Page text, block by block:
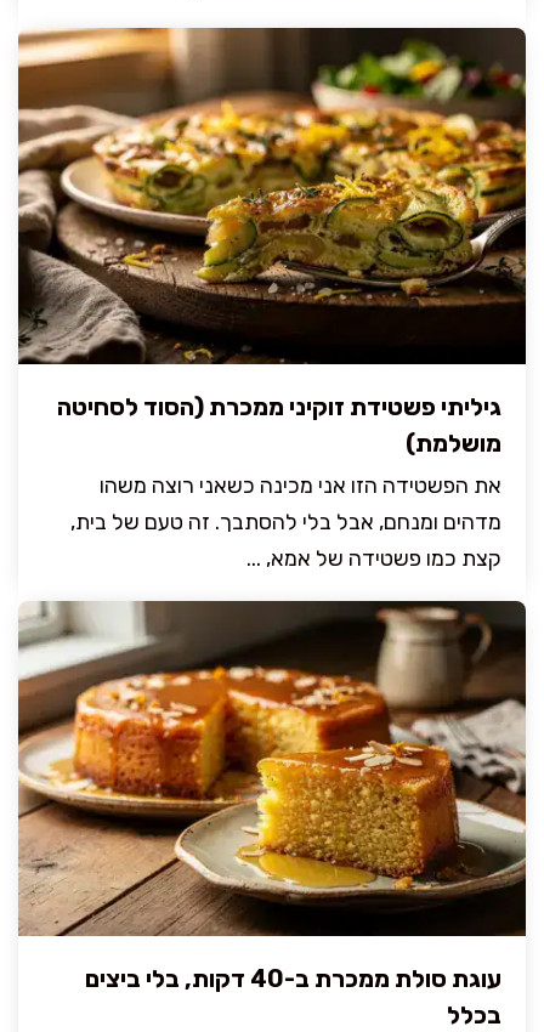
גיליתי פשטידת זוקיני ממכרת (הסוד לסחיטה
מושלמת)
את הפשטידה הזו אני מכינה כשאני רוצה משהו
מדהים ומנחם, אבל בלי להסתבך. זה טעם של בית,
קצת כמו פשטידה של אמא, ...
עוגת סולת ממכרת ב-40 דקות, בלי ביצים
בכלל